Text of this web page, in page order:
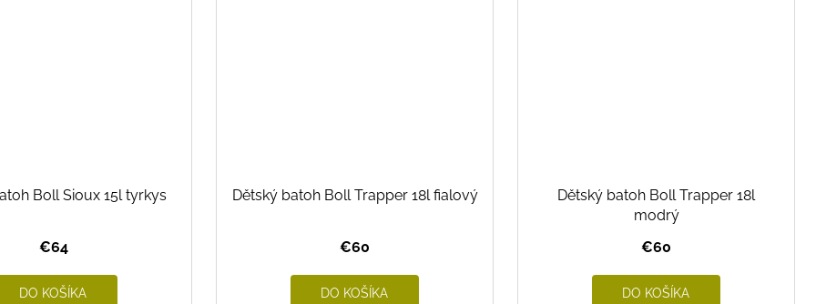
Boll Sioux 15l tyrkys
€64
DO KOŠÍKA
Dětský batoh Boll Trapper 18l fialový
€60
DO KOŠÍKA
Dětský batoh Boll Trapper 18l
modrý
€60
DO KOŠÍKA